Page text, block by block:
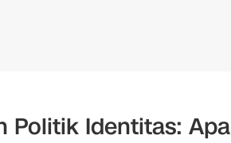
Politik Identitas: Apa